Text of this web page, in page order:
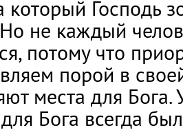
который Господь
не каждый
потому что
порой в
места для Бога.
Бога всегда